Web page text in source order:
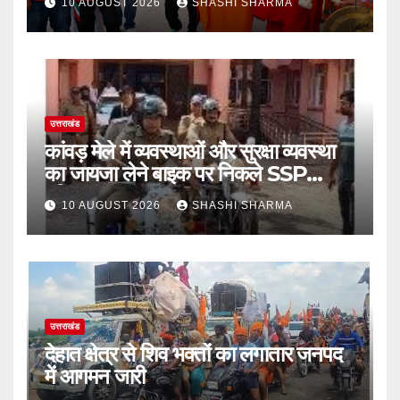
10 AUGUST 2026 SHASHI SHARMA
उत्तराखंड
कांवड़ मेले में व्यवस्थाओं और सुरक्षा व्यवस्था
का जायजा लेने बाइक पर निकले SSP
हरिद्वार
10 AUGUST 2026 SHASHI SHARMA
उत्तराखंड
देहात क्षेत्र से शिव भक्तों का लगातार जनपद
में आगमन जारी